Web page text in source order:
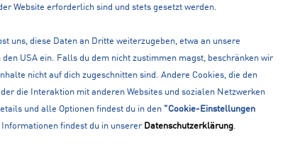
SERVICE
IM WEB ALS APP!
ACTIVE CARD
Website erforderlich sind und stets gesetzt werden.
uns, diese Daten an Dritte weiterzugeben, etwa an unsere
USA ein. Falls du dem nicht zustimmen magst, beschränken wir
nicht auf dich zugeschnitten sind. Andere Cookies, die den
die Interaktion mit anderen Websites und sozialen Netzwerken
und alle Optionen findest du in den "Cookie-Einstellungen
Informationen findest du in unsererDatenschutzerklärung